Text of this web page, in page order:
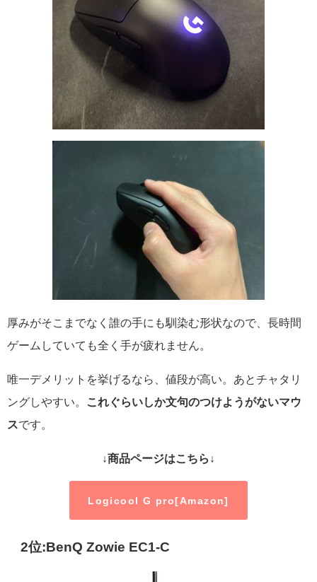
厚みがそこまでなく誰の手にも馴染む形状なので、長時間
ゲームしていても全く手が疲れません。
唯一デメリットを挙げるなら、値段が高い。あとチャタリ
ングしやすい。
これぐらいしか文句のつけようがないマウ
スです。
↓商品ページはこちら↓
Logicool G pro[Amazon]
2位:BenQ Zowie EC1-C